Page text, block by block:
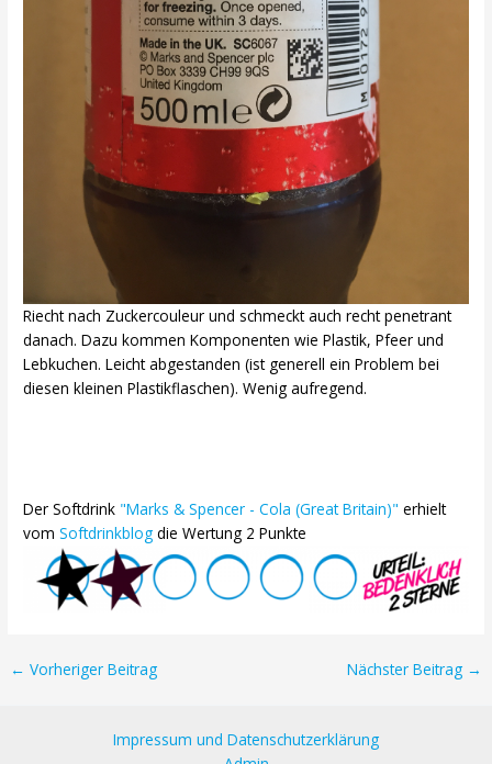
Riecht nach Zuckercouleur und schmeckt auch recht penetrant
danach. Dazu kommen Komponenten wie Plastik, Pfeffer und
Lebkuchen. Leicht abgestanden (ist generell ein Problem bei
diesen kleinen Plastikflaschen). Wenig aufregend.
Der Softdrink "Marks & Spencer - Cola (Great Britain)" erhielt
vomSoftdrinkblog die Wertung 2 Punkte
Post
← Vorheriger Beitrag Nächster Beitrag →
Impressum und Datenschutzerklärung